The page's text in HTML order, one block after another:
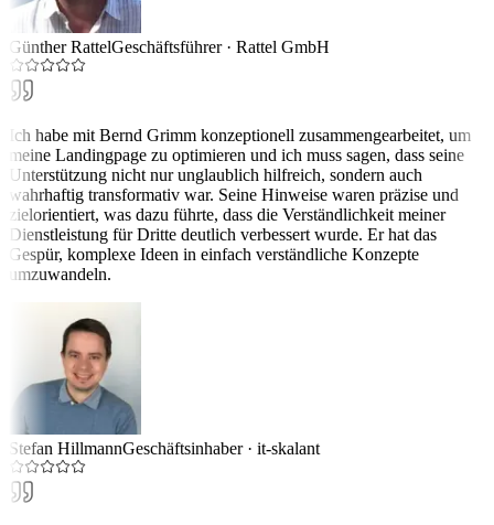
Günther RattelGeschäftsführer· Rattel GmbH
Ich habe mit Bernd Grimm konzeptionell zusammengearbeitet, um
meine Landingpage zu optimieren und ich muss sagen, dass seine
Unterstützung nicht nur unglaublich hilfreich, sondern auch
wahrhaftig transformativ war. Seine Hinweise waren präzise und
zielorientiert, was dazu führte, dass die Verständlichkeit meiner
Dienstleistung für Dritte deutlich verbessert wurde. Er hat das
Gespür, komplexe Ideen in einfach verständliche Konzepte
umzuwandeln.
Stefan HillmannGeschäftsinhaber· it-skalant